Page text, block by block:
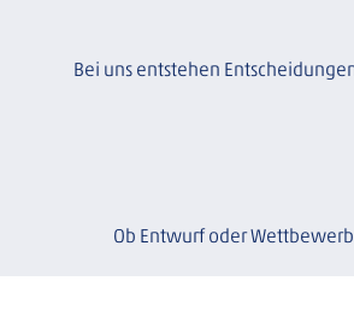
Bei uns entstehen
Ob Entwurf oder